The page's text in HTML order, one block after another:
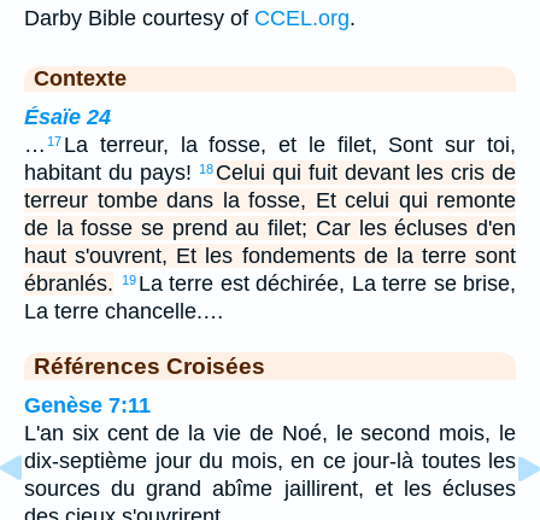
Darby Bible courtesy of CCEL.org.
Contexte
Ésaïe 24
… 17 La terreur, la fosse, et le filet, Sont sur toi,
habitant du pays!
18 Celui qui fuit devant les cris de
terreur tombe dans la fosse, Et celui qui remonte
de la fosse se prend au filet; Car les écluses d'en
haut s'ouvrent, Et les fondements de la terre sont
ébranlés.
19 La terre est déchirée, La terre se brise,
La terre chancelle.…
Références Croisées
Genèse 7:11
L'an six cent de la vie de Noé, le second mois, le
dix-septième jour du mois, en ce jour-là toutes les
sources du grand abîme jaillirent, et les écluses